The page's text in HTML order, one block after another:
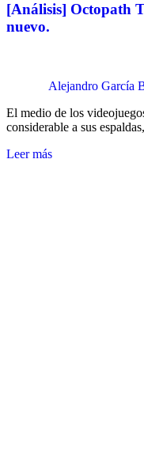
[Análisis] Octopath
nuevo.
Alejandro García
El medio de los
considerable a sus
Leer más